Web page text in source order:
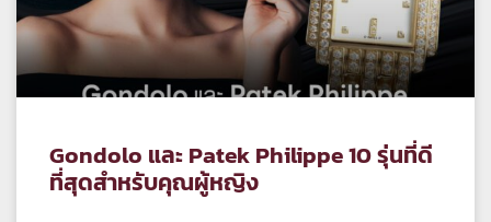
Gondolo และ Patek Philippe 10 รุ่นที่ดี
ที่สุดสำหรับคุณผู้หญิง